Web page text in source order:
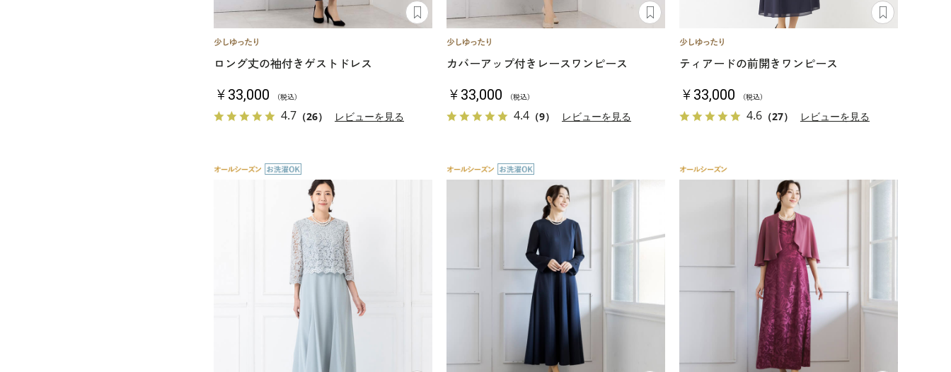
ロング丈の袖付きゲストドレス
￥33,000 （税込）
4.7 （26） レビューを見る
カバーアップ付きレースワンピース
￥33,000 （税込）
4.4（9） レビューを見る
ティアードの前開きワンピース
￥33,000 （税込）
4.6（27） レビューを見る